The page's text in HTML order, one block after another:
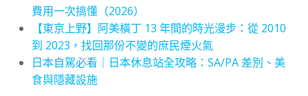
費用一次搞懂（2026）
【東京上野】阿美橫丁 13 年間的時光漫步：從 2010
到 2023，找回那份不變的庶民煙火氣
日本自駕必看｜日本休息站全攻略：SA/PA 差別、美
食與隱藏設施